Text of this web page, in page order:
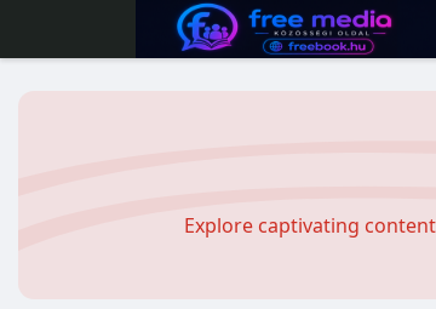
Explore captivating